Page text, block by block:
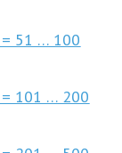
= 51 … 100
= 101 … 200